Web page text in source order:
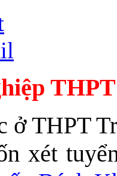
ở THPT
xét